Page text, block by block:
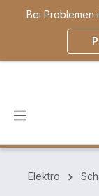
springen
Bei
Elektro